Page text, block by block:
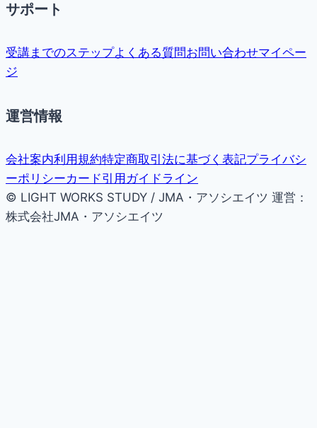
サポート
受講までのステップよくある質問お問い合わせマイペー
ジ
運営情報
会社案内利用規約特定商取引法に基づく表記プライバシ
ーポリシーカード引用ガイドライン
© LIGHT WORKS STUDY / JMA・アソシエイツ 運営：
株式会社JMA・アソシエイツ